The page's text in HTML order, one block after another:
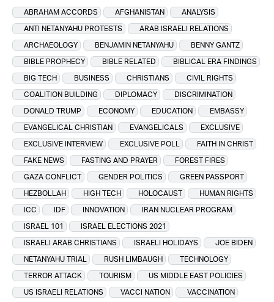
ABRAHAM ACCORDS AFGHANISTAN
ANALYSIS
ANTI NETANYAHU PROTESTS
ARAB ISRAELI RELATIONS
ARCHAEOLOGY
BENJAMIN NETANYAHU
BENNY GANTZ
BIBLE PROPHECY
BIBLE RELATED
BIBLICAL ERA FINDINGS
BIG TECH
BUSINESS CHRISTIANS
CIVIL RIGHTS
COALITION BUILDING
DIPLOMACY
DISCRIMINATION
DONALD TRUMP
ECONOMY EDUCATION
EMBASSY
EVANGELICAL CHRISTIAN
EVANGELICALS
EXCLUSIVE
EXCLUSIVE INTERVIEW
EXCLUSIVE POLL
FAITH IN CHRIST
FAKE NEWS
FASTING AND PRAYER
FOREST FIRES
GAZA CONFLICT
GENDER POLITICS
GREEN PASSPORT
HEZBOLLAH
HIGH TECH HOLOCAUST
HUMAN RIGHTS
ICC
IDF INNOVATION
IRAN NUCLEAR PROGRAM
ISRAEL 101
ISRAEL ELECTIONS 2021
ISRAELI ARAB CHRISTIANS
ISRAELI HOLIDAYS
JOE BIDEN
NETANYAHU TRIAL
RUSH LIMBAUGH
TECHNOLOGY
TERROR ATTACK
TOURISM
US MIDDLE EAST POLICIES
US ISRAELI RELATIONS
VACCI NATION
VACCINATION